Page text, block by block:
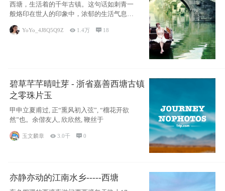
西塘，生活着的千年古镇。这句话如刺青一
般烙印在世人的印象中，浓郁的生活气息，
小桥流水
YoYo_4J8Q5Q9Z  1.4万  18
碧草芊芊晴吐芽 - 浙省嘉善西塘古镇
之零珠片玉
甲申立夏甫过, 正“熏风初入弦”, “榴花开欲
然”也。余偕友人, 欣欣然, 鞭丝于
玉文麟章  3.0千 0
亦静亦动的江南水乡-----西塘